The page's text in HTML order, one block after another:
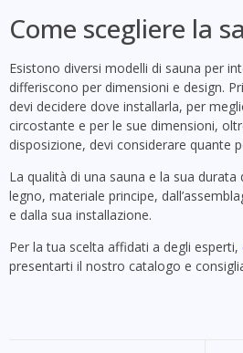
Come scegliere la
Esistono diversi modelli di sauna per
differiscono per dimensioni e design.
devi decidere dove installarla, per
circostante e per le sue dimensioni,
disposizione, devi considerare quante
La qualità di una sauna e la sua
legno, materiale principe,
e dalla sua installazione.
Per la tua scelta affidati a degli esperti,
presentarti il nostro catalogo e